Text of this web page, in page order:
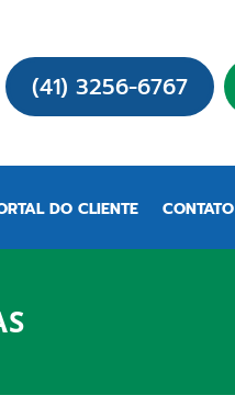
(41) 3256-6767
DO CLIENTE CONTATO